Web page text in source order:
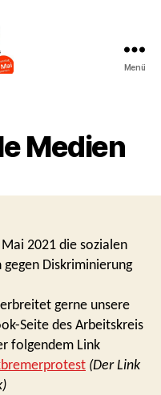
Menü
Medien
2021 die sozialen
Diskriminierung
gerne unsere
Seite des Arbeitskreis
folgendem Link
(Der Link